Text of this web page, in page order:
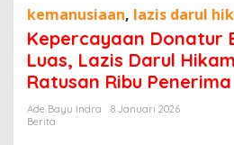
p
e
r
c
a
a
kemanusiaan, lazis darul
Kepercayaan Donatur
Luas, Lazis Darul
Ratusan Ribu
Ade Bayu Indra
8 Januari 2026
Berita